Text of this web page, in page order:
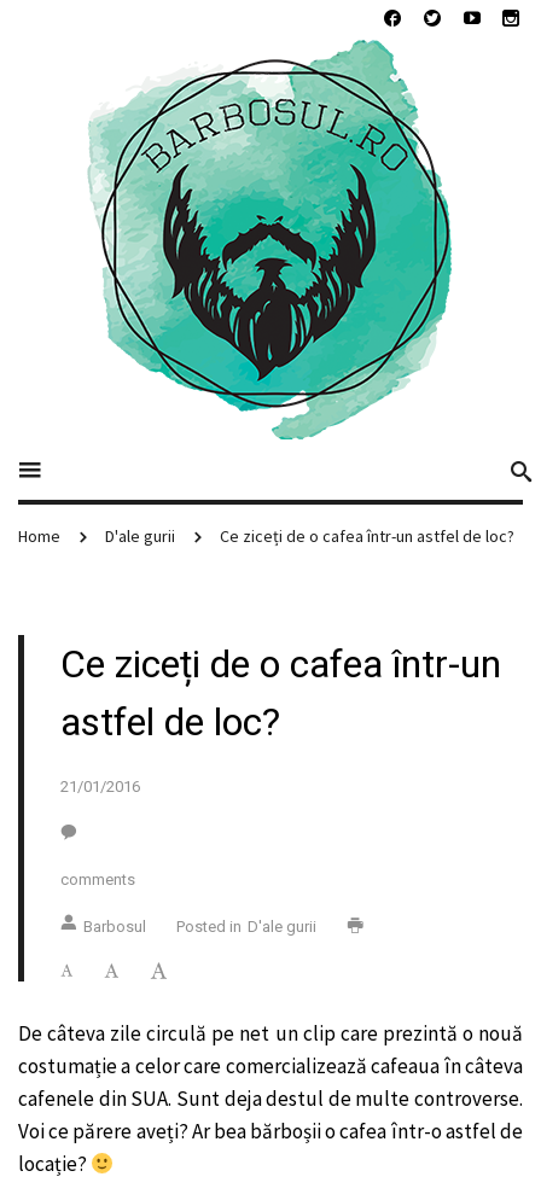
Home D'ale gurii Ce ziceți de o cafea într-un astfel de loc?
Ce ziceți de o cafea într-un
astfel de loc?
21/01/2016
comments
Barbosul Posted in D'ale gurii
De câteva zile circulă pe net un clip care prezintă o nouă
costumație a celor care comercializează cafeaua în câteva
cafenele din SUA. Sunt deja destul de multe controverse.
Voi ce părere aveți? Ar bea bărboșii o cafea într-o astfel de
locație?